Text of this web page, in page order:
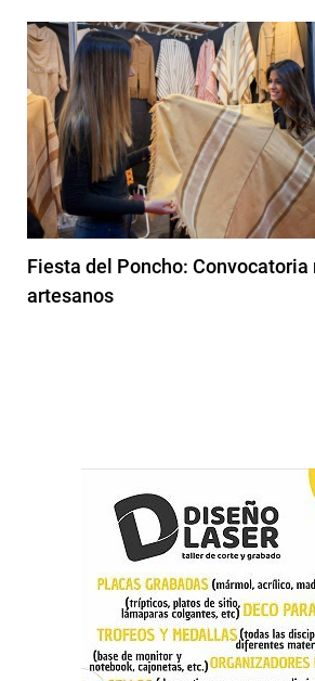
Fiesta del Poncho: Convocatoria
artesanos